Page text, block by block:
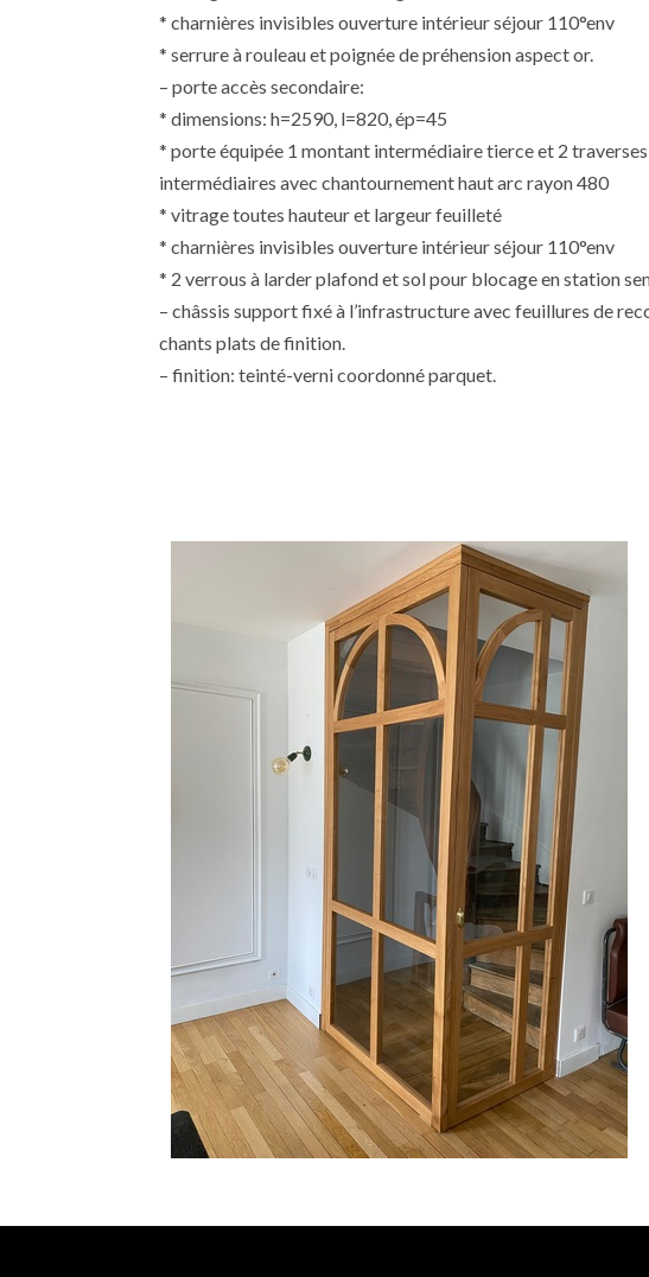
* charnières invisibles ouverture intérieur séjour 110°env
* serrure à rouleau et poignée de préhension aspect or.
– porte accès secondaire:
* dimensions: h=2590, l=820, ép=45
* porte équipée 1 montant intermédiaire tierce et 2 traverses
intermédiaires avec chantournement haut arc rayon 480
* vitrage toutes hauteur et largeur feuilleté
* charnières invisibles ouverture intérieur séjour 110°env
* 2 verrous à larder plafond et sol pour blocage en station
– châssis support fixé à l’infrastructure avec feuillures de
chants plats de finition.
– finition: teinté-verni coordonné parquet.